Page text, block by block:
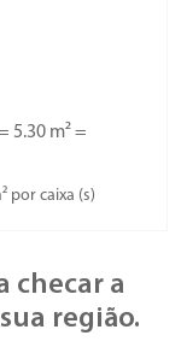
5.30 m² =
por caixa (s)
checar a
região.